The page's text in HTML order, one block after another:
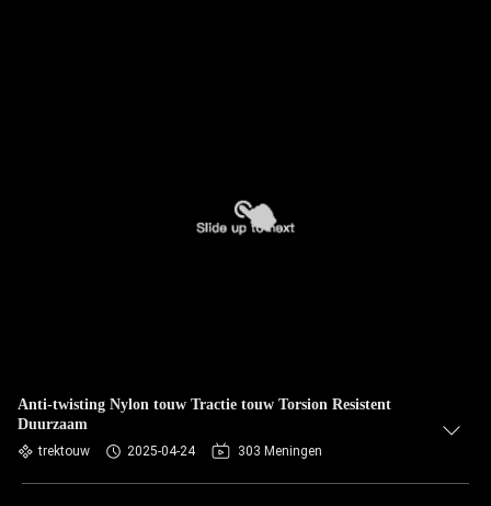
Anti-twisting Nylon touw Tractie touw Torsion Resistent
Duurzaam
trektouw 2025-04-24 303 Meningen